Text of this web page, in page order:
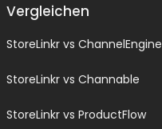
Vergleichen
StoreLinkr vs ChannelEngine
StoreLinkr vs Channable
StoreLinkr vs ProductFlow